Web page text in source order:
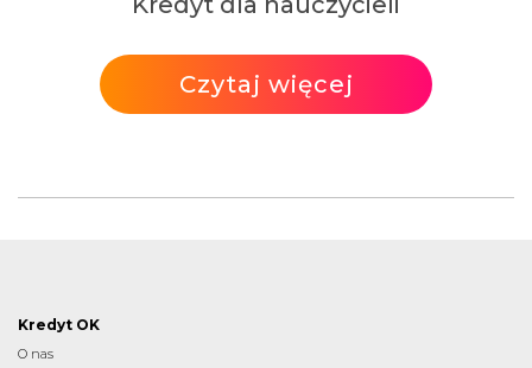
Czytaj więcej
Kredyt OK
O nas